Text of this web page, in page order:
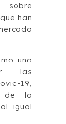
sobre
han
una
las
19,
de la
igual